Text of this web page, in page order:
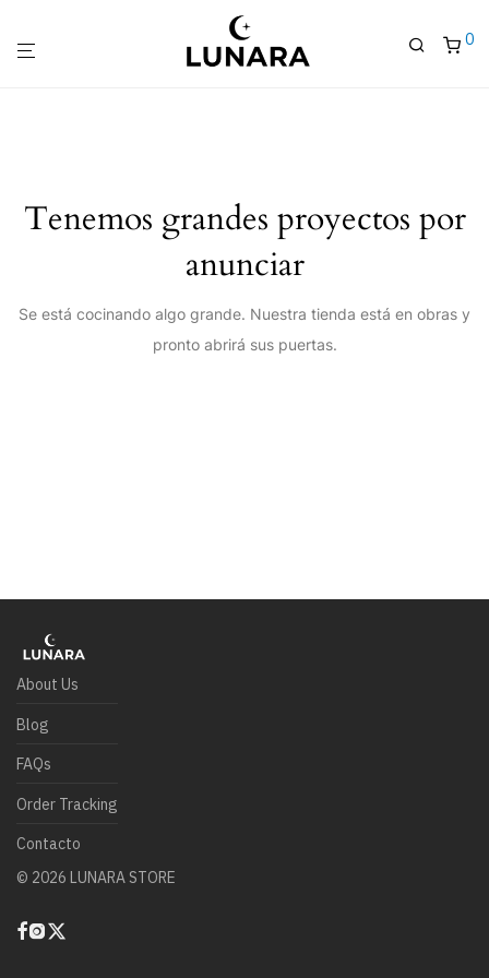
0
Tenemos grandes proyectos por
anunciar
Se está cocinando algo grande. Nuestra tienda está en obras y
pronto abrirá sus puertas.
About Us
Blog
FAQs
Order Tracking
Contacto
© 2026 LUNARA STORE